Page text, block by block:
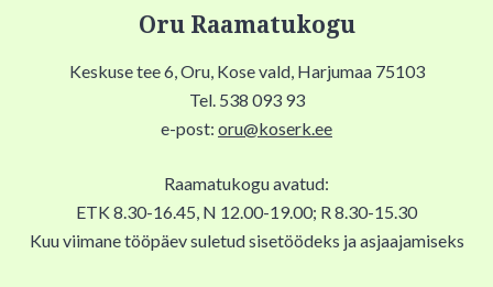
Oru Raamatukogu
Keskuse tee 6, Oru, Kose vald, Harjumaa 75103
Tel. 538 093 93
e-post: oru@koserk.ee
Raamatukogu avatud:
ETK 8.30-16.45, N 12.00-19.00; R 8.30-15.30
Kuu viimane tööpäev suletud sisetöödeks ja asjaajamiseks